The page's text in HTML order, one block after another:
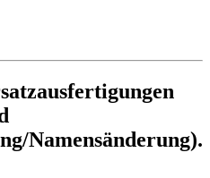
Namensänderung).